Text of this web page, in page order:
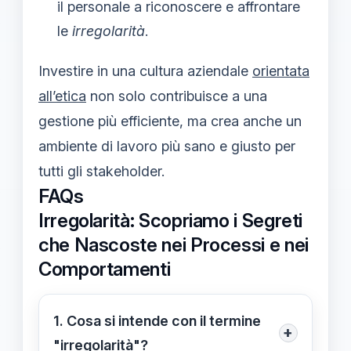
il personale a riconoscere e affrontare
le irregolarità.
Investire in una cultura aziendale orientata
all’etica non solo contribuisce a una
gestione più efficiente, ma crea anche un
ambiente di lavoro più sano e giusto per
tutti gli stakeholder.
FAQs
Irregolarità: Scopriamo i Segreti
che Nascoste nei Processi e nei
Comportamenti
1. Cosa si intende con il termine
"irregolarità"?
+